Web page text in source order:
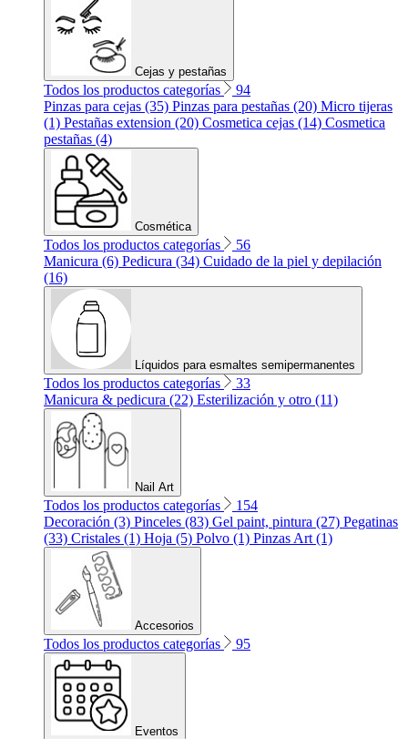
Cejas y pestañas
Todos los productos categorías
94
Pinzas para cejas (35) Pinzas para pestañas (20) Micro tijeras
(1) Pestañas extension (20) Cosmetica cejas (14) Cosmetica
pestañas (4)
Cosmética
Todos los productos categorías
56
Manicura (6) Pedicura (34) Cuidado de la piel y depilación
(16)
Líquidos para esmaltes semipermanentes
Todos los productos categorías
33
Manicura & pedicura (22) Esterilización y otro (11)
Nail Art
Todos los productos categorías
154
Decoración (3) Pinceles (83) Gel paint, pintura (27) Pegatinas
(33) Cristales (1) Hoja (5) Polvo (1) Pinzas Art (1)
Accesorios
Todos los productos categorías 95
Eventos